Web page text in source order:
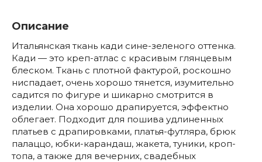
Описание
Итальянская ткань кади сине-зеленого оттенка.
Кади — это креп-атлас с красивым глянцевым
блеском. Ткань с плотной фактурой, роскошно
ниспадает, очень хорошо тянется, изумительно
садится по фигуре и шикарно смотрится в
изделии. Она хорошо драпируется, эффектно
облегает. Подходит для пошива удлиненных
платьев с драпировками, платья-футляра, брюк
палаццо, юбки-карандаш, жакета, туники, кроп-
топа, а также для вечерних, свадебных